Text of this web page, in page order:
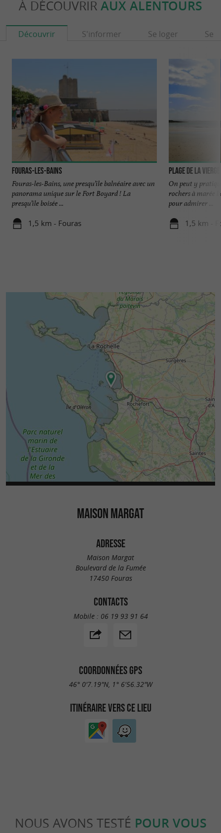
À DÉCOUVRIR AUX ALENTOURS
Découvrir S'informer Se loger Se
Fouras-les-Bains
Fouras-les-Bains, une presqu’île balnéaire avec un
panorama unique sur le Fort Boyard ! La
presqu’île boisée ...
1,5 km - Fouras
Plage de la Vierge
On peut y
rochers à marée
pour admirer ...
1,5 km -
MAISON MARGAT
ADRESSE
Maison Margat
Boulevard de la Fumée
17450 Fouras
CONTACTS
Mobile : 06 19 93 91 64
COORDONNÉES GPS
46° 0'7.19"N, 1° 6'56.32"W
ITINÉRAIRE VERS CE LIEU
NOUS AVONS TESTÉ POUR VOUS